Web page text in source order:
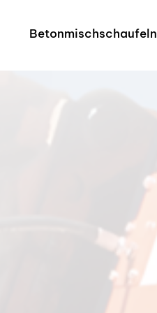
Betonmischschaufeln